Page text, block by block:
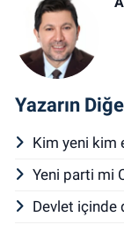
Yazarın
Kim yeni kim
Yeni parti mi
Devlet içinde